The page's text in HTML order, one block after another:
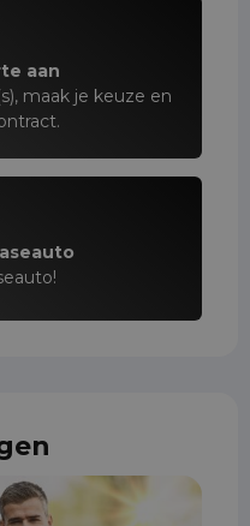
aan
maak je keuze en